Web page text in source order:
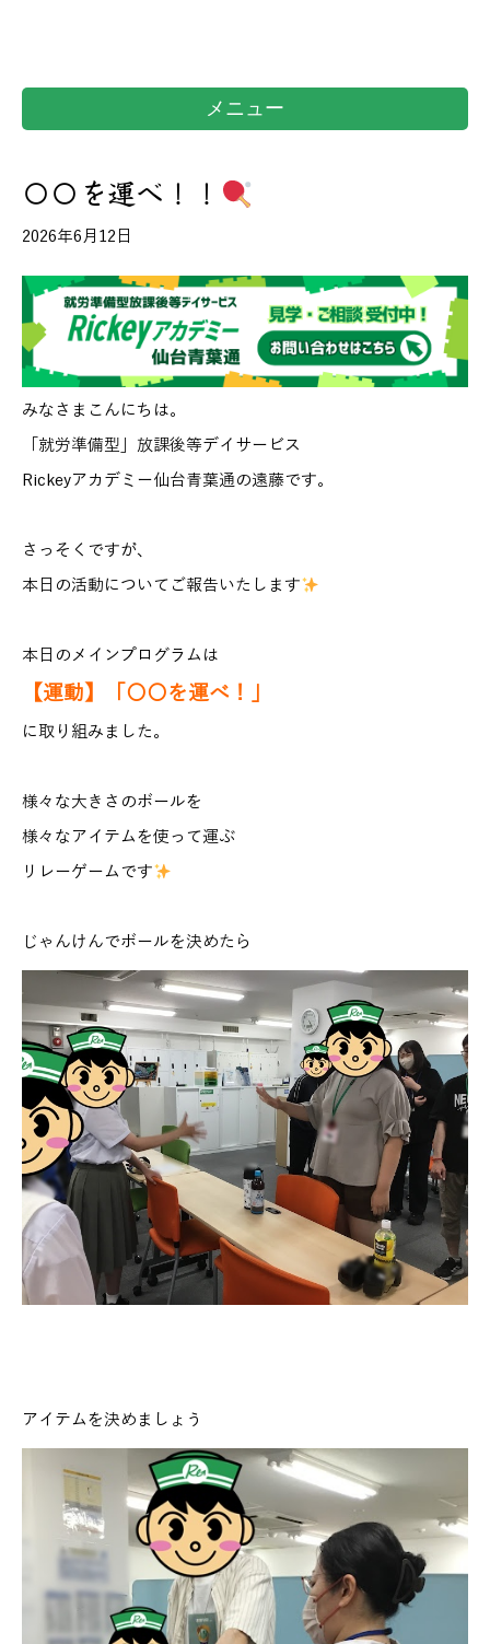
メニュー
〇〇を運べ！！
2026年6月12日
みなさまこんにちは。
「就労準備型」放課後等デイサービス
Rickeyアカデミー仙台青葉通の遠藤です。
さっそくですが、
本日の活動についてご報告いたします
本日のメインプログラムは
【運動】 「〇〇を運べ！」
に取り組みました。
様々な大きさのボールを
様々なアイテムを使って運ぶ
リレーゲームです
じゃんけんでボールを決めたら
アイテムを決めましょう